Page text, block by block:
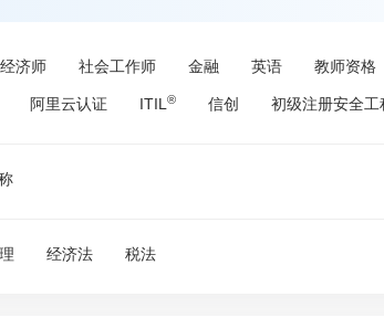
经济师 社会工作师 金融 英语 教师资格
阿里云认证 ITIL ® 信创 初级注册安全工
经济法 税法